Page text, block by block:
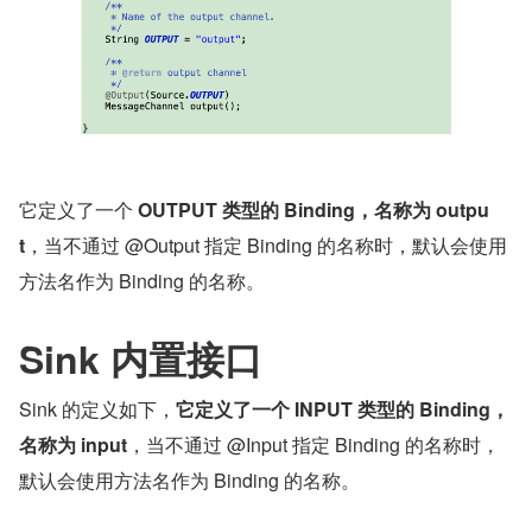
它定义了一个 OUTPUT 类型的 Binding，名称为 outpu
t ，当不通过 @Output 指定 Binding 的名称时，默认会使用
方法名作为 Binding 的名称。
Sink 内置接口
Sink 的定义如下， 它定义了一个 INPUT 类型的 Binding，
名称为 input ，当不通过 @Input 指定 Binding 的名称时，
默认会使用方法名作为 Binding 的名称。